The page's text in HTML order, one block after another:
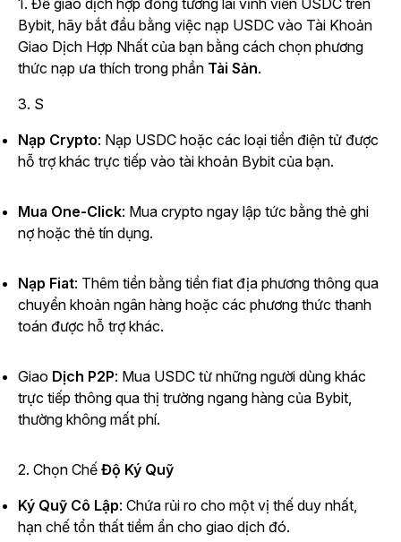
Bybit, hãy bắt đầu bằng việc nạp USDC vào Tài Khoản
Giao Dịch Hợp Nhất của bạn bằng cách chọn phương
thức nạp ưa thích trong phần Tài Sản.
3. S
Nạp Crypto: Nạp USDC hoặc các loại tiền điện tử được
hỗ trợ khác trực tiếp vào tài khoản Bybit của bạn.
Mua One-Click: Mua crypto ngay lập tức bằng thẻ ghi
nợ hoặc thẻ tín dụng.
Nạp Fiat: Thêm tiền bằng tiền fiat địa phương thông qua
chuyển khoản ngân hàng hoặc các phương thức thanh
toán được hỗ trợ khác.
Giao Dịch P2P: Mua USDC từ những người dùng khác
trực tiếp thông qua thị trường ngang hàng của Bybit,
thường không mất phí.
2. Chọn Chế Độ Ký Quỹ
Ký Quỹ Cô Lập: Chứa rủi ro cho một vị thế duy nhất,
hạn chế tổn thất tiềm ẩn cho giao dịch đó.